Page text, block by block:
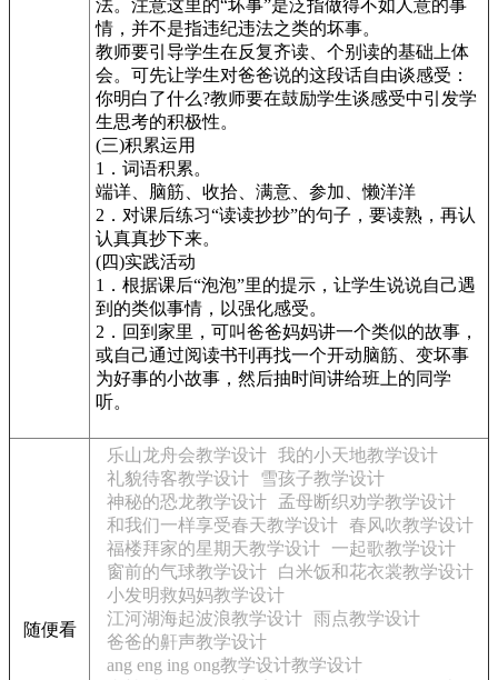
法。注意这里的“坏事”是泛指做得不如人意的事
情，并不是指违纪违法之类的坏事。
教师要引导学生在反复齐读、个别读的基础上体
会。可先让学生对爸爸说的这段话自由谈感受：
你明白了什么?教师要在鼓励学生谈感受中引发学
生思考的积极性。
(三)积累运用
1．词语积累。
端详、脑筋、收拾、满意、参加、懒洋洋
2．对课后练习“读读抄抄”的句子，要读熟，再认
认真真抄下来。
(四)实践活动
1．根据课后“泡泡”里的提示，让学生说说自己遇
到的类似事情，以强化感受。
2．回到家里，可叫爸爸妈妈讲一个类似的故事，
或自己通过阅读书刊再找一个开动脑筋、变坏事
为好事的小故事，然后抽时间讲给班上的同学
听。
随便看
乐山龙舟会教学设计 我的小天地教学设计
礼貌待客教学设计
雪孩子教学设计
神秘的恐龙教学设计
孟母断织劝学教学设计
和我们一样享受春天教学设计 春风吹教学设计
福楼拜家的星期天教学设计
一起歌教学设计
窗前的气球教学设计
白米饭和花衣裳教学设计
小发明救妈妈教学设计
江河湖海起波浪教学设计 雨点教学设计
爸爸的鼾声教学设计
ang eng ing ong教学设计教学设计